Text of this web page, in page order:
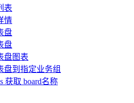
表
情
盘
盘
盘图表
盘到指定业务组
获取 board名称